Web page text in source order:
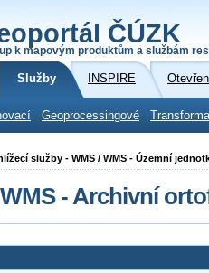
ČÚZK
k mapovým produktům a službám
Služby INSPIRE
Geoprocessingové
služby - WMS / WMS - Územní
- Archivní